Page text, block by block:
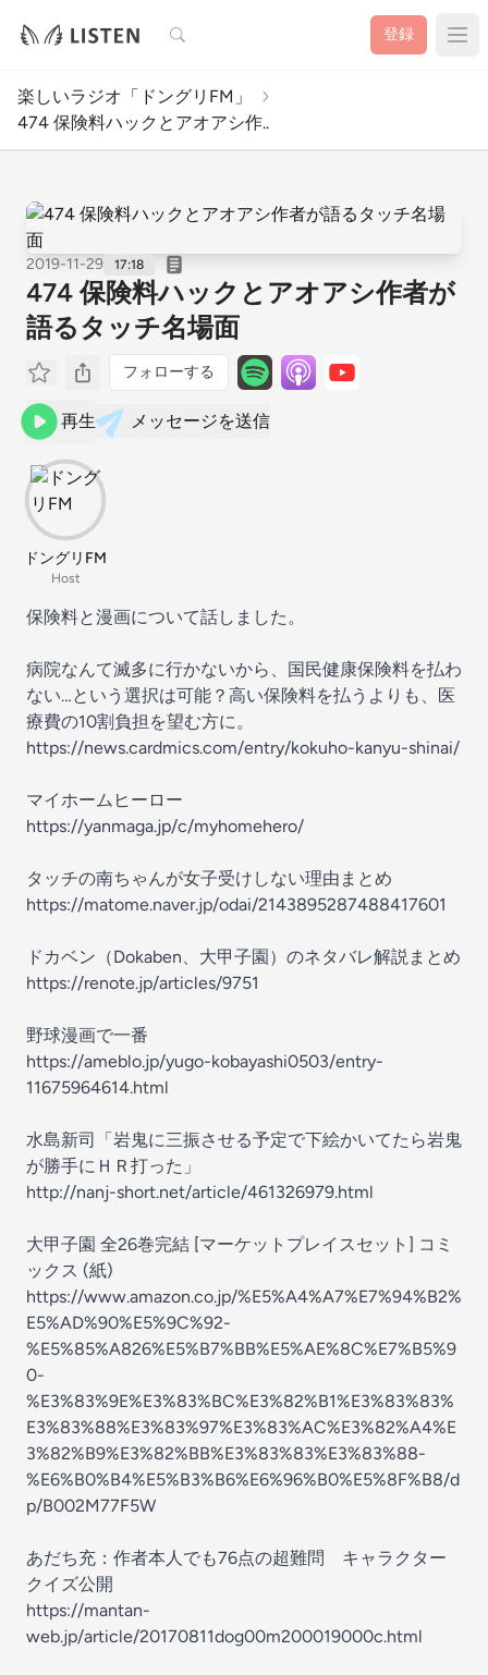
検索 登録
楽しいラジオ「ドングリFM」
474 保険料ハックとアオアシ作..
2019-11-29 17:18
474 保険料ハックとアオアシ作者が
語るタッチ名場面
フォローする
再生 メッセージを送信
ドングリFM
Host
保険料と漫画について話しました。
病院なんて滅多に行かないから、国民健康保険料を払わ
ない…という選択は可能？高い保険料を払うよりも、医
療費の10割負担を望む方に。
https://news.cardmics.com/entry/kokuho-kanyu-shinai/
マイホームヒーロー
https://yanmaga.jp/c/myhomehero/
タッチの南ちゃんが女子受けしない理由まとめ
https://matome.naver.jp/odai/2143895287488417601
ドカベン（Dokaben、大甲子園）のネタバレ解説まとめ
https://renote.jp/articles/9751
野球漫画で一番
https://ameblo.jp/yugo-kobayashi0503/entry-
11675964614.html
水島新司「岩鬼に三振させる予定で下絵かいてたら岩鬼
が勝手にＨＲ打った」
http://nanj-short.net/article/461326979.html
大甲子園 全26巻完結 [マーケットプレイスセット] コミ
ックス (紙)
https://www.amazon.co.jp/%E5%A4%A7%E7%94%B2%
E5%AD%90%E5%9C%92-
%E5%85%A826%E5%B7%BB%E5%AE%8C%E7%B5%9
0-
%E3%83%9E%E3%83%BC%E3%82%B1%E3%83%83%
E3%83%88%E3%83%97%E3%83%AC%E3%82%A4%E
3%82%B9%E3%82%BB%E3%83%83%E3%83%88-
%E6%B0%B4%E5%B3%B6%E6%96%B0%E5%8F%B8/d
p/B002M77F5W
あだち充：作者本人でも76点の超難問 キャラクター
クイズ公開
https://mantan-
web.jp/article/20170811dog00m200019000c.html